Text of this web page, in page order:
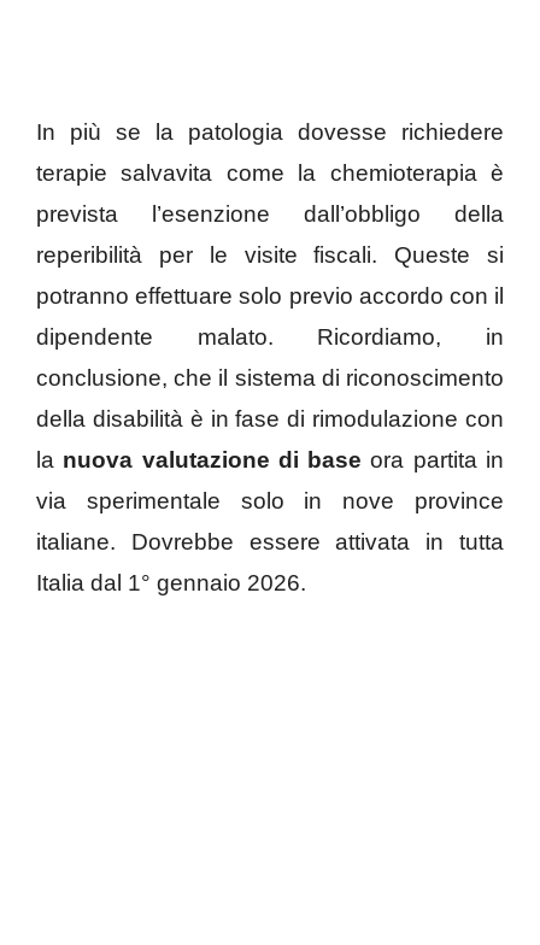
In più se la patologia dovesse richiedere
terapie salvavita come la chemioterapia è
prevista l’esenzione dall’obbligo della
reperibilità per le visite fiscali. Queste si
potranno effettuare solo previo accordo con il
dipendente malato. Ricordiamo, in
conclusione, che il sistema di riconoscimento
della disabilità è in fase di rimodulazione con
la nuova valutazione di base ora partita in
via sperimentale solo in nove province
italiane. Dovrebbe essere attivata in tutta
Italia dal 1° gennaio 2026.